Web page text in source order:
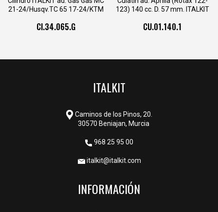
21-24/Husqv.TC 65 17-24/KTM
CI.34.065.G
123) 140 cc. D. 57 mm. ITALKIT
CU.01.140.1
ITALKIT
Caminos de los Pinos, 20.
30570 Beniajan, Murcia
968 25 95 00
italkit@italkit.com
INFORMACIÓN